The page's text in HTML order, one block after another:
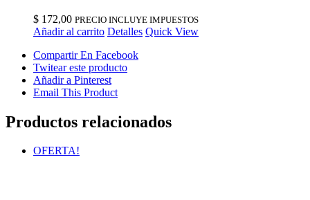
$ 172,00 PRECIO INCLUYE IMPUESTOS
Añadir al carrito Detalles Quick View
Compartir En Facebook
Twitear este producto
Añadir a Pinterest
Email This Product
Productos relacionados
OFERTA!